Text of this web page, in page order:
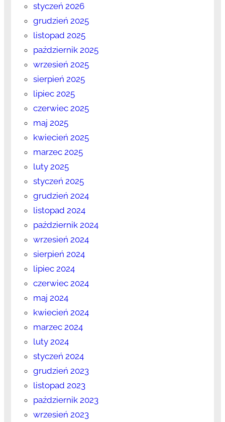
styczeń 2026
grudzień 2025
listopad 2025
październik 2025
wrzesień 2025
sierpień 2025
lipiec 2025
czerwiec 2025
maj 2025
kwiecień 2025
marzec 2025
luty 2025
styczeń 2025
grudzień 2024
listopad 2024
październik 2024
wrzesień 2024
sierpień 2024
lipiec 2024
czerwiec 2024
maj 2024
kwiecień 2024
marzec 2024
luty 2024
styczeń 2024
grudzień 2023
listopad 2023
październik 2023
wrzesień 2023